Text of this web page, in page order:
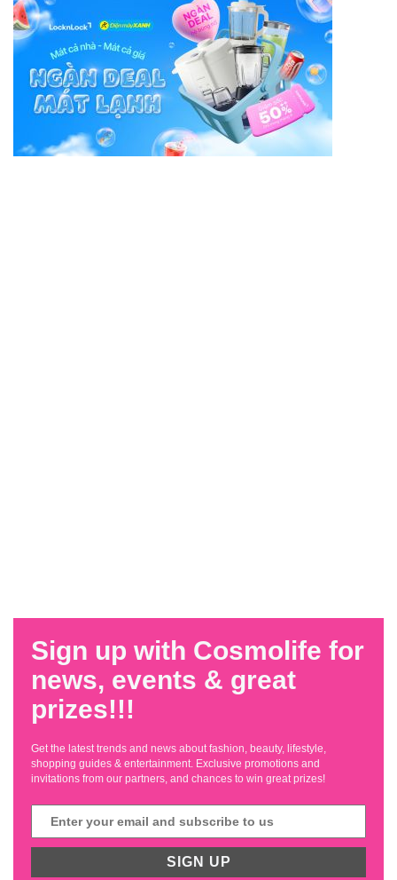
Sign up with Cosmolife for
news, events & great
prizes!!!
Get the latest trends and news about fashion, beauty, lifestyle,
shopping guides & entertainment. Exclusive promotions and
invitations from our partners, and chances to win great prizes!
SIGN UP